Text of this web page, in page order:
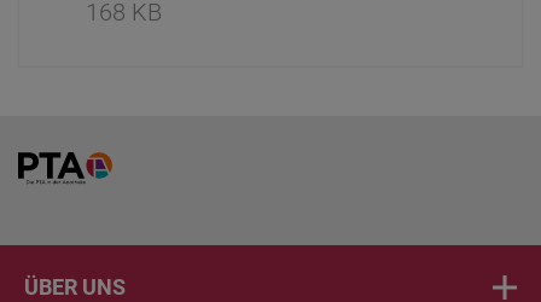
168 KB
Home
ÜBER UNS